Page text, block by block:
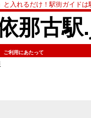
と入れるだけ！駅街ガイド
那古駅
ご利用にあたって